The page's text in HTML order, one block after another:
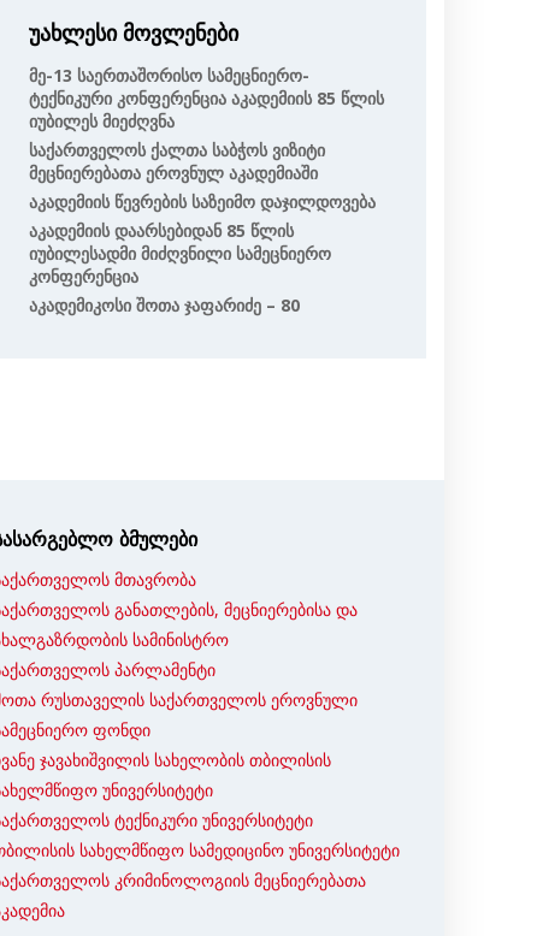
უახლესი მოვლენები
Მე-13 Საერთაშორისო Სამეცნიერო-
Ტექნიკური Კონფერენცია Აკადემიის 85 Წლის
Იუბილეს Მიეძღვნა
Საქართველოს Ქალთა Საბჭოს Ვიზიტი
Მეცნიერებათა Ეროვნულ Აკადემიაში
Აკადემიის Წევრების Საზეიმო Დაჯილდოვება
Აკადემიის Დაარსებიდან 85 Წლის
Იუბილესადმი Მიძღვნილი Სამეცნიერო
Კონფერენცია
Აკადემიკოსი Შოთა Ჯაფარიძე – 80
ბმულები
მთავრობა
განათლების, მეცნიერებისა და
სამინისტრო
პარლამენტი
რუსთაველის საქართველოს ეროვნული
ფონდი
ჯავახიშვილის სახელობის თბილისის
უნივერსიტეტი
ტექნიკური უნივერსიტეტი
სახელმწიფო სამედიცინო უნივერსიტეტი
კრიმინოლოგიის მეცნიერებათა